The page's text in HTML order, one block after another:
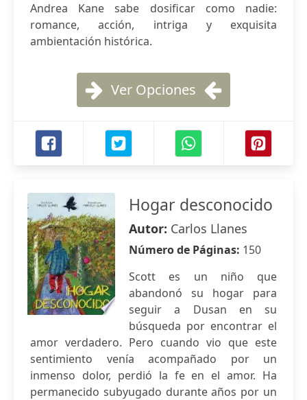
Andrea Kane sabe dosificar como nadie:
romance, acción, intriga y exquisita
ambientación histórica.
Ver Opciones
Hogar desconocido
Autor: Carlos Llanes
Número de Páginas: 150
Scott es un niño que
abandonó su hogar para
seguir a Dusan en su
búsqueda por encontrar el
amor verdadero. Pero cuando vio que este
sentimiento venía acompañado por un
inmenso dolor, perdió la fe en el amor. Ha
permanecido subyugado durante años por un